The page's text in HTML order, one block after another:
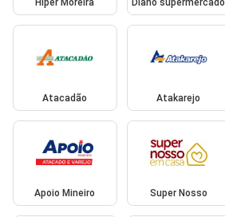
Hiper Moreira Diano supermercado
Atacadão Atakarejo
Apoio Mineiro Super Nosso